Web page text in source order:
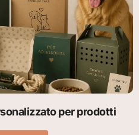
per prodotti